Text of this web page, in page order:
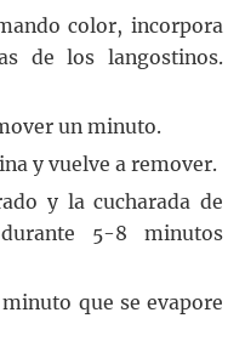
color, incorpora
de los langostinos.
un minuto.
y vuelve a remover.
y la cucharada de
5-8 minutos
que se evapore